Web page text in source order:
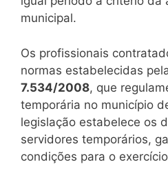
municipal.
Os profissionais
normas estabelecidas
7.534/2008, que
temporária no município
legislação estabelece os
servidores temporários,
condições para o